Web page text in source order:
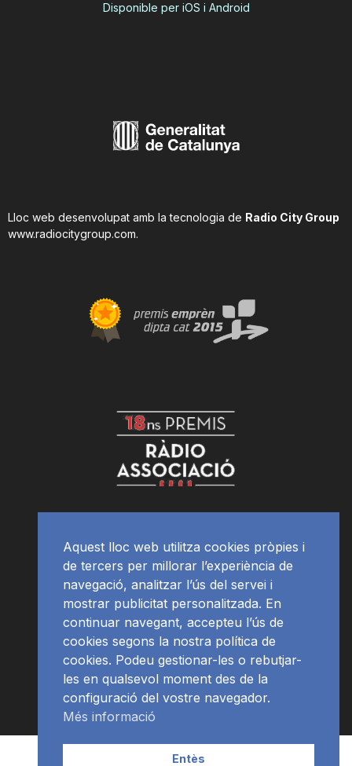
Disponible per iOS i Android
Lloc web desenvolupat amb la tecnologia de Radio City Group
www.radiocitygroup.com.
APP Programació
Aquest lloc web utilitza cookies pròpies i
de tercers per millorar l’experiència de
navegació, analitzar l’ús del servei i
mostrar publicitat personalitzada. En
continuar navegant, accepteu l’ús de
cookies segons la nostra política de
cookies. Podeu gestionar-les o rebutjar-
les en qualsevol moment des de la
configuració del vostre navegador.
Més informació
Entès